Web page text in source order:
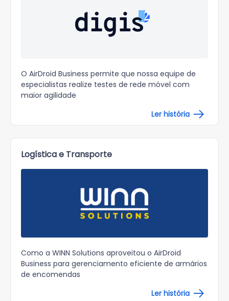
O AirDroid Business permite que nossa equipe de
especialistas realize testes de rede móvel com
maior agilidade
Ler história
Logística e Transporte
Como a WINN Solutions aproveitou o AirDroid
Business para gerenciamento eficiente de armários
de encomendas
Ler história